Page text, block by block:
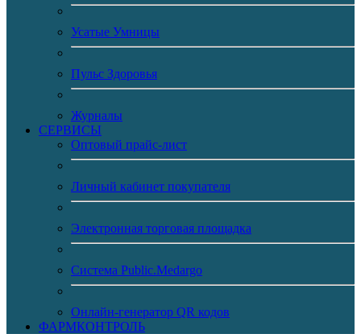
Усатые Умницы
Пульс Здоровья
Журналы
CЕРВИСЫ
Оптовый прайс-лист
Личный кабинет покупателя
Электронная торговая площадка
Система Public.Medargo
Онлайн-генератор QR кодов
ФАРМКОНТРОЛЬ